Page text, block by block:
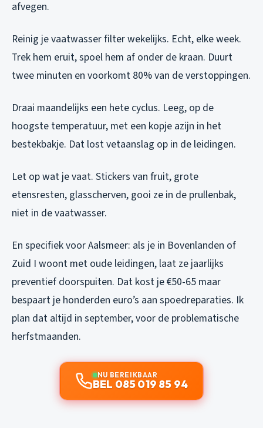
afvegen.
Reinig je vaatwasser filter wekelijks. Echt, elke week.
Trek hem eruit, spoel hem af onder de kraan. Duurt
twee minuten en voorkomt 80% van de verstoppingen.
Draai maandelijks een hete cyclus. Leeg, op de
hoogste temperatuur, met een kopje azijn in het
bestekbakje. Dat lost vetaanslag op in de leidingen.
Let op wat je vaat. Stickers van fruit, grote
etensresten, glasscherven, gooi ze in de prullenbak,
niet in de vaatwasser.
En specifiek voor Aalsmeer: als je in Bovenlanden of
Zuid I woont met oude leidingen, laat ze jaarlijks
preventief doorspuiten. Dat kost je €50-65 maar
bespaart je honderden euro’s aan spoedreparaties. Ik
plan dat altijd in september, voor de problematische
herfstmaanden.
NU BEREIKBAAR
BEL 085 019 85 94